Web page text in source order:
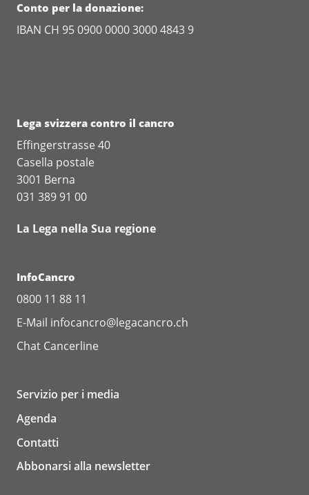
Conto per la donazione:
IBAN CH 95 0900 0000 3000 4843 9
Lega svizzera contro il cancro
Effingerstrasse 40
Casella postale
3001 Berna
031 389 91 00
La Lega nella Sua regione
InfoCancro
0800 11 88 11
E-Mail infocancro@legacancro.ch
Chat Cancerline
Servizio per i media
Agenda
Contatti
Abbonarsi alla newsletter